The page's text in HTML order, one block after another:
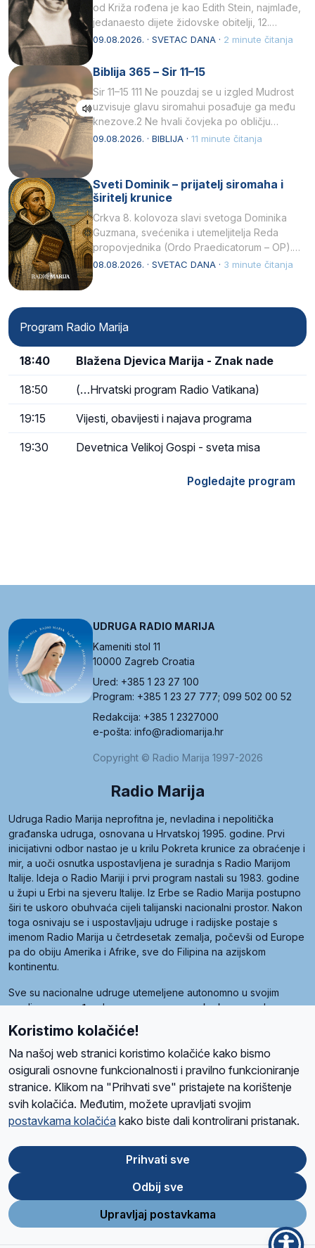
od Križa rođena je kao Edith Stein, najmlađe,
jedanaesto dijete židovske obitelji, 12.
listopada 1891, u Wrocławu…
09.08.2026. · SVETAC DANA · 2 minute čitanja
Biblija 365 – Sir 11–15
Sir 11–15 111 Ne pouzdaj se u izgled Mudrost
uzvisuje glavu siromahui posađuje ga među
knezove.2 Ne hvali čovjeka po obličju
njegovui…
09.08.2026. · BIBLIJA · 11 minute čitanja
Sveti Dominik – prijatelj siromaha i
širitelj krunice
Crkva 8. kolovoza slavi svetoga Dominika
Guzmana, svećenika i utemeljitelja Reda
propovjednika (Ordo Praedicatorum – OP).
Svojim životom, dubokom ljubavlju prema
08.08.2026. · SVETAC DANA · 3 minute čitanja
Program Radio Marija
18:40 Blažena Djevica Marija - Znak nade
18:50 (…Hrvatski program Radio Vatikana)
19:15 Vijesti, obavijesti i najava programa
19:30 Devetnica Velikoj Gospi - sveta misa
Pogledajte program
UDRUGA RADIO MARIJA
Kameniti stol 11
10000 Zagreb Croatia
Ured: +385 1 23 27 100
Program: +385 1 23 27 777; 099 502 00 52
Redakcija: +385 1 2327000
e-pošta: info@radiomarija.hr
Copyright © Radio Marija 1997-2026
Radio Marija
Udruga Radio Marija neprofitna je, nevladina i nepolitička
građanska udruga, osnovana u Hrvatskoj 1995. godine. Prvi
inicijativni odbor nastao je u krilu Pokreta krunice za obraćenje i
mir, a uoči osnutka uspostavljena je suradnja s Radio Marijom
Italije. Ideja o Radio Mariji i prvi program nastali su 1983. godine
u župi u Erbi na sjeveru Italije. Iz Erbe se Radio Marija postupno
širi te uskoro obuhvaća cijeli talijanski nacionalni prostor. Nakon
toga osnivaju se i uspostavljaju udruge i radijske postaje s
imenom Radio Marija u četrdesetak zemalja, počevši od Europe
pa do obiju Amerika i Afrike, sve do Filipina na azijskom
kontinentu.
Sve su nacionalne udruge utemeljene autonomno u svojim
zemljama, a međusobna su povezane preko krovne udruge
pod nazivom Svjetska obitelj Radio Marije (World Family of
Radio Maria). Svjetsku obitelj utemeljilo je sedam članica, među
kojima je i hrvatska Udruga Radio Marija.
O namaRadio ProgramVolonteriPrijateljiKontaktPravila privatnosti
Ova stranica je zaštićena Google reCAPTCHA sustavom
Store
Google
Play
Koristimo kolačiće!
Na našoj web stranici koristimo kolačiće kako bismo
osigurali osnovne funkcionalnosti i pravilno funkcioniranje
stranice. Klikom na "Prihvati sve" pristajete na korištenje
svih kolačića. Međutim, možete upravljati svojim
postavkama kolačića kako biste dali kontrolirani pristanak.
Prihvati sve
Odbij sve
Upravljaj postavkama